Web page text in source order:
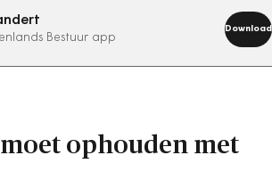
Bestuur app
Download
abonneer nu
moet ophouden met